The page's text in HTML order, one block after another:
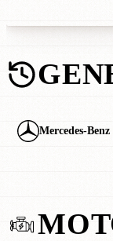
Mercedes-Benz